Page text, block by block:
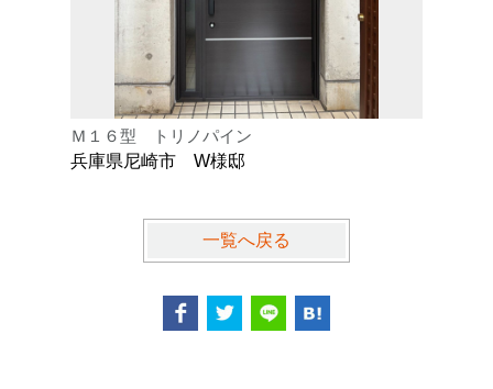
Ｍ１６型 トリノパイン
兵庫県尼崎市 W様邸
一覧へ戻る